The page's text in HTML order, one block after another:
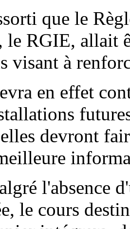
que le
le RGIE, allait
visant à
en effet
devront
l'absence
le cours